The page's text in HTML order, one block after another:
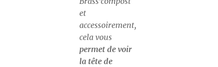
et
accessoirement,
cela vous
permet de voir
la tête de